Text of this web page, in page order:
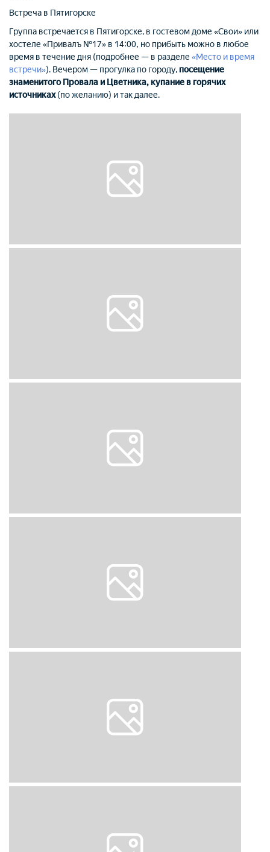
Встреча в Пятигорске
Группа встречается в Пятигорске, в гостевом доме «Свои» или
хостеле «Привалъ №17» в 14:00, но прибыть можно в любое
время в течение дня (подробнее — в разделе «Место и время
встречи»). Вечером — прогулка по городу,посещение
знаменитого Провала и Цветника, купание в горячих
источниках(по желанию) и так далее.